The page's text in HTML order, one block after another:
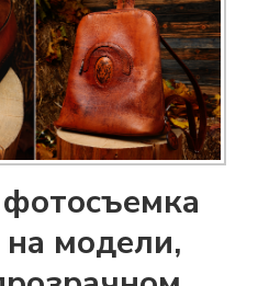
на модели,